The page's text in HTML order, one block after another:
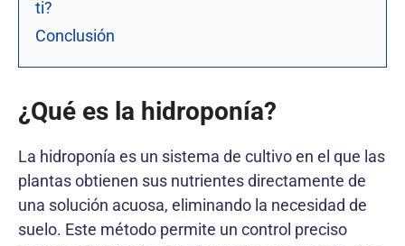
ti?
Conclusión
¿Qué es la hidroponía?
La hidroponía es un sistema de cultivo en el que las
plantas obtienen sus nutrientes directamente de
una solución acuosa, eliminando la necesidad de
suelo. Este método permite un control preciso